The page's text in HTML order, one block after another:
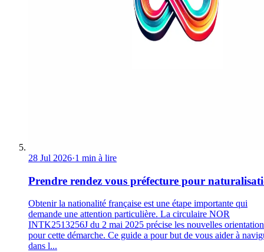
28 Jul 2026·1 min à lire
Prendre rendez vous préfecture pour
Obtenir la nationalité française est une étape importante qui
demande une attention particulière. La circulaire NOR
INTK2513256J du 2 mai 2025 précise les nouvelles
pour cette démarche. Ce guide a pour but de vous aider à
dans l...